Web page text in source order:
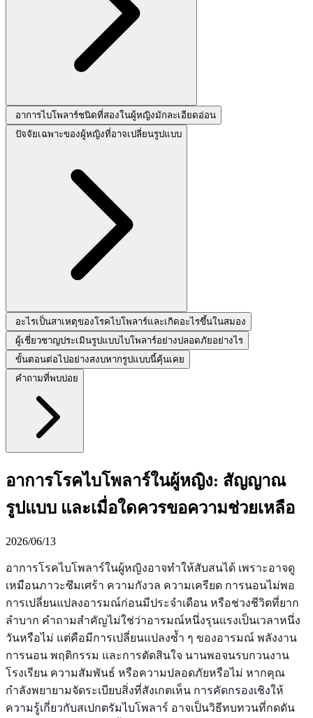
อาการไบโพลาร์ชนิดที่สองในผู้หญิงมักละเอียดอ่อน
ปัจจัยเฉพาะของผู้หญิงที่อาจเปลี่ยนรูปแบบ
อะไรเป็นสาเหตุของโรคไบโพลาร์และเกิดอะไรขึ้นในสมอง
ผู้เชี่ยวชาญประเมินรูปแบบไบโพลาร์อย่างปลอดภัยอย่างไร
ขั้นตอนต่อไปอย่างสงบหากรูปแบบนี้คุ้นเคย
คำถามที่พบบ่อย
อาการโรคไบโพลาร์ในผู้หญิง: สัญญาณ
รูปแบบ และเมื่อใดควรขอความช่วยเหลือ
2026/06/13
อาการโรคไบโพลาร์ในผู้หญิงอาจทำให้สับสนได้ เพราะอาจดู
เหมือนภาวะซึมเศร้า ความกังวล ความเครียด การนอนไม่พอ
การเปลี่ยนแปลงอารมณ์ก่อนมีประจำเดือน หรือช่วงชีวิตที่ยาก
ลำบาก คำถามสำคัญไม่ใช่ว่าอารมณ์หนึ่งรุนแรงเป็นเวลาหนึ่ง
วันหรือไม่ แต่คือมีการเปลี่ยนแปลงซ้ำ ๆ ของอารมณ์ พลังงาน
การนอน พฤติกรรม และการตัดสินใจ นานพอจนรบกวนงาน
โรงเรียน ความสัมพันธ์ หรือความปลอดภัยหรือไม่ หากคุณ
กำลังพยายามจัดระเบียบสิ่งที่สังเกตเห็น การคัดกรองเชิงให้
ความรู้เกี่ยวกับสเปกตรัมไบโพลาร์ อาจเป็นวิธีทบทวนที่กดดัน